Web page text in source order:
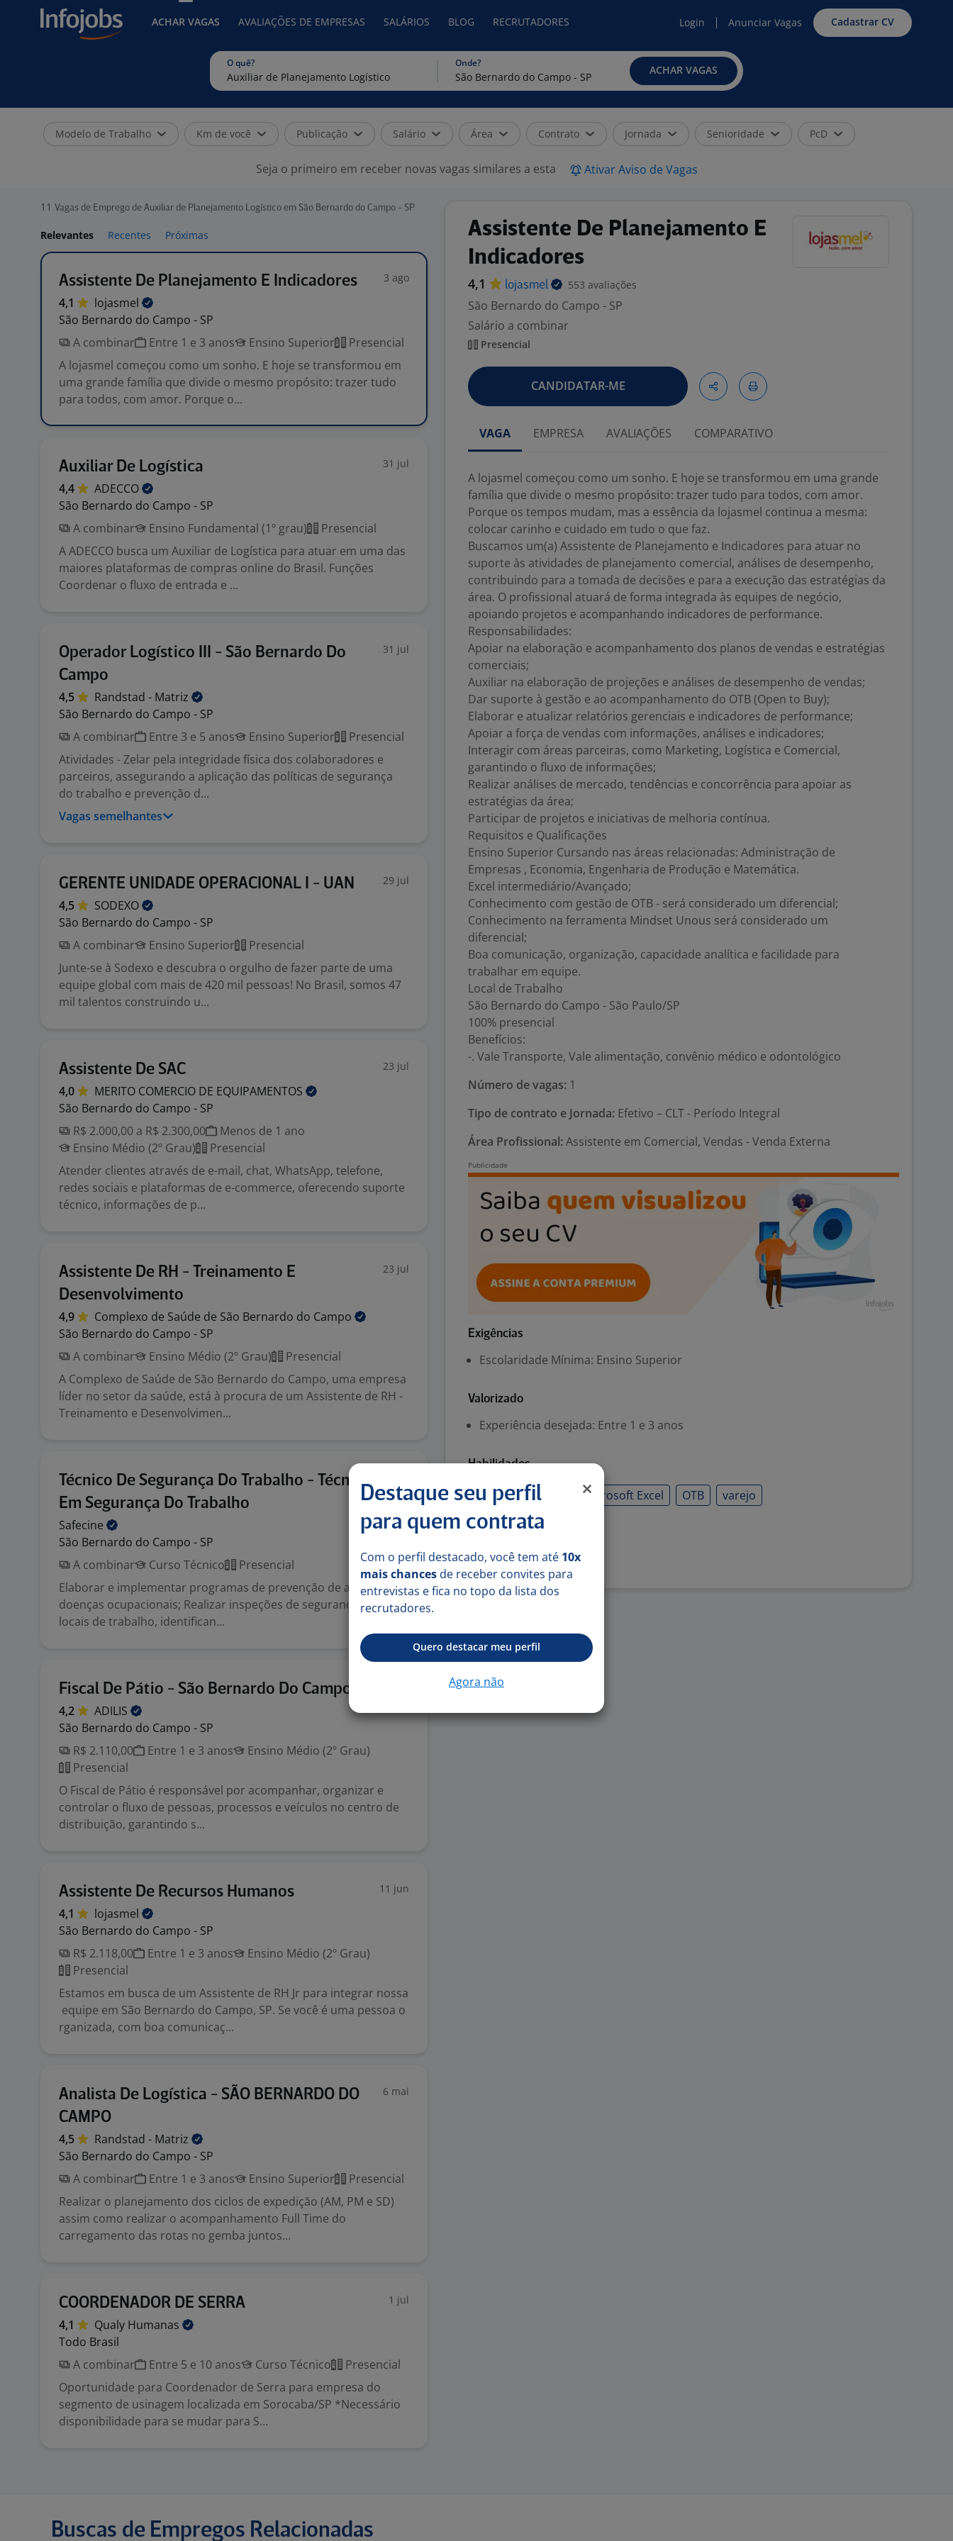
ACHAR VAGAS AVALIAÇÕES DE EMPRESAS SALÁRIOS BLOG RECRUTADORES Login Anunciar Vagas Cadastrar CV
O quê? Onde?
ACHAR VAGAS
Modelo de Trabalho Km de você Publicação Salário Área Contrato Jornada Senioridade PcD
Seja o primeiro em receber novas vagas similares a esta Ativar Aviso de Vagas
11 Vagas de Emprego de Auxiliar de Planejamento Logístico em São Bernardo do Campo - SP
Relevantes Recentes Próximas
Assistente De Planejamento E Indicadores 3 ago
4,1
lojasmel
São Bernardo do Campo - SP
A combinar
Entre 1 e 3 anos Ensino Superior
Presencial
A lojasmel começou como um sonho. E hoje se transformou em
uma grande família que divide o mesmo propósito: trazer tudo
para todos, com amor. Porque o...
Auxiliar De Logística 31 jul
4,4
ADECCO
São Bernardo do Campo - SP
A combinar
Ensino Fundamental (1º grau)
Presencial
A ADECCO busca um Auxiliar de Logística para atuar em uma das
maiores plataformas de compras online do Brasil. Funções
Coordenar o fluxo de entrada e ...
Operador Logístico III - São Bernardo Do
Campo
31 jul
4,5 Randstad - Matriz
São Bernardo do Campo - SP
A combinar
Entre 3 e 5 anos Ensino Superior
Presencial
Atividades - Zelar pela integridade física dos colaboradores e
parceiros, assegurando a aplicação das políticas de segurança
do trabalho e prevenção d...
Vagas semelhantes
GERENTE UNIDADE OPERACIONAL I - UAN 29 jul
4,5
SODEXO
São Bernardo do Campo - SP
A combinar
Ensino Superior
Presencial
Junte-se à Sodexo e descubra o orgulho de fazer parte de uma
equipe global com mais de 420 mil pessoas! No Brasil, somos 47
mil talentos construindo u...
Assistente De SAC 23 jul
4,0 MERITO COMERCIO DE EQUIPAMENTOS
São Bernardo do Campo - SP
R$ 2.000,00 a R$ 2.300,00
Menos de 1 ano
Ensino Médio (2º Grau)
Presencial
Atender clientes através de e-mail, chat, WhatsApp, telefone,
redes sociais e plataformas de e-commerce, oferecendo suporte
técnico, informações de p...
Assistente De RH - Treinamento E
Desenvolvimento
23 jul
4,9 Complexo de Saúde de São Bernardo do Campo
São Bernardo do Campo - SP
A combinar
Ensino Médio (2º Grau)
Presencial
A Complexo de Saúde de São Bernardo do Campo, uma empresa
líder no setor da saúde, está à procura de um Assistente de RH -
Treinamento e Desenvolvimen...
Técnico De Segurança Do Trabalho - Técnico
Em Segurança Do Trabalho
Safecine
São Bernardo do Campo - SP
A combinar
Curso Técnico
Presencial
Elaborar e implementar programas de prevenção de acidentes e
doenças ocupacionais; Realizar inspeções de segurança nos
locais de trabalho, identifican...
Fiscal De Pátio - São Bernardo Do Campo
4,2
ADILIS
São Bernardo do Campo - SP
R$ 2.110,00
Entre 1 e 3 anos
Ensino Médio (2º Grau)
Presencial
O Fiscal de Pátio é responsável por acompanhar, organizar e
controlar o fluxo de pessoas, processos e veículos no centro de
distribuição, garantindo s...
Assistente De Recursos Humanos 11 jun
4,1
lojasmel
São Bernardo do Campo - SP
R$ 2.118,00
Entre 1 e 3 anos
Ensino Médio (2º Grau)
Presencial
Estamos em busca de um Assistente de RH Jr para integrar nossa
equipe em São Bernardo do Campo, SP. Se você é uma pessoa o
rganizada, com boa comunicaç...
Analista De Logística - SÃO BERNARDO DO
CAMPO
6 mai
4,5 Randstad - Matriz
São Bernardo do Campo - SP
A combinar
Entre 1 e 3 anos Ensino Superior
Presencial
Realizar o planejamento dos ciclos de expedição (AM, PM e SD)
assim como realizar o acompanhamento Full Time do
carregamento das rotas no gemba juntos...
COORDENADOR DE SERRA 1 jul
4,1 Qualy Humanas
Todo Brasil
A combinar
Entre 5 e 10 anos Curso Técnico
Presencial
Oportunidade para Coordenador de Serra para empresa do
segmento de usinagem localizada em Sorocaba/SP *Necessário
disponibilidade para se mudar para S...
Assistente De Planejamento E
Indicadores
4,1 lojasmel 553 avaliações
São Bernardo do Campo - SP
Salário a combinar
Presencial
CANDIDATAR-ME
VAGA EMPRESA AVALIAÇÕES COMPARATIVO
A lojasmel começou como um sonho. E hoje se transformou em uma grande
família que divide o mesmo propósito: trazer tudo para todos, com amor.
Porque os tempos mudam, mas a essência da lojasmel continua a mesma:
colocar carinho e cuidado em tudo o que faz.
Buscamos um(a) Assistente de Planejamento e Indicadores para atuar no
suporte às atividades de planejamento comercial, análises de desempenho,
contribuindo para a tomada de decisões e para a execução das estratégias da
área. O profissional atuará de forma integrada às equipes de negócio,
apoiando projetos e acompanhando indicadores de performance.
Responsabilidades:
Apoiar na elaboração e acompanhamento dos planos de vendas e estratégias
comerciais;
Auxiliar na elaboração de projeções e análises de desempenho de vendas;
Dar suporte à gestão e ao acompanhamento do OTB (Open to Buy);
Elaborar e atualizar relatórios gerenciais e indicadores de performance;
Apoiar a força de vendas com informações, análises e indicadores;
Interagir com áreas parceiras, como Marketing, Logística e Comercial,
garantindo o fluxo de informações;
Realizar análises de mercado, tendências e concorrência para apoiar as
estratégias da área;
Participar de projetos e iniciativas de melhoria contínua.
Requisitos e Qualificações
Ensino Superior Cursando nas áreas relacionadas: Administração de
Empresas , Economia, Engenharia de Produção e Matemática.
Excel intermediário/Avançado;
Conhecimento com gestão de OTB - será considerado um diferencial;
Conhecimento na ferramenta Mindset Unous será considerado um
diferencial;
Boa comunicação, organização, capacidade analítica e facilidade para
trabalhar em equipe.
Local de Trabalho
São Bernardo do Campo - São Paulo/SP
100% presencial
Benefícios:
-. Vale Transporte, Vale alimentação, convênio médico e odontológico
Número de vagas: 1
Tipo de contrato e Jornada: Efetivo – CLT - Período Integral
Área Profissional: Assistente em Comercial, Vendas - Venda Externa
Exigências
Escolaridade Mínima: Ensino Superior
Valorizado
Experiência desejada: Entre 1 e 3 anos
Habilidades
análise de dados Microsoft Excel OTB varejo
Buscas de Empregos Relacionadas
Destaque seu perfil
para quem contrata
Com o perfil destacado, você tem até 10x
mais chances de receber convites para
entrevistas e fica no topo da lista dos
recrutadores.
Quero destacar meu perfil
Agora não